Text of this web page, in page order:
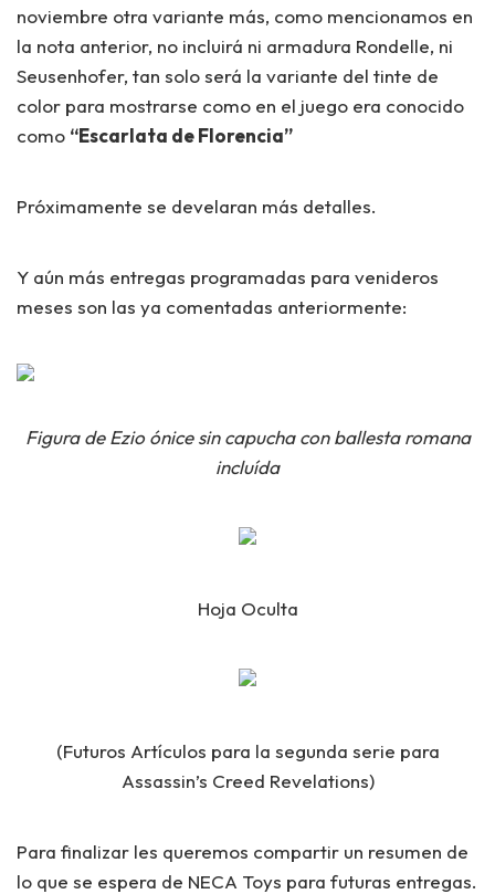
noviembre otra variante más, como mencionamos en
la nota anterior, no incluirá ni armadura Rondelle, ni
Seusenhofer, tan solo será la variante del tinte de
color para mostrarse como en el juego era conocido
como “Escarlata de Florencia”
Próximamente se develaran más detalles.
Y aún más entregas programadas para venideros
meses son las ya comentadas anteriormente:
Figura de Ezio ónice sin capucha con ballesta romana
incluída
Hoja Oculta
(Futuros Artículos para la segunda serie para
Assassin’s Creed Revelations)
Para finalizar les queremos compartir un resumen de
lo que se espera de NECA Toys para futuras entregas.